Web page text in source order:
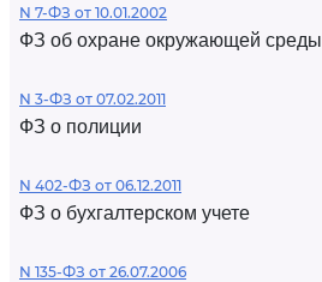
N 7-ФЗ от 10.01.2002
ФЗ об охране окружающей среды
N 3-ФЗ от 07.02.2011
ФЗ о полиции
N 402-ФЗ от 06.12.2011
ФЗ о бухгалтерском учете
N 135-ФЗ от 26.07.2006